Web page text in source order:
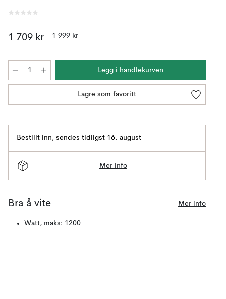
1 709 kr 1 999 kr
Legg i handlekurven
Lagre som favoritt
Bestillt inn, sendes tidligst 16. august
Mer info
Bra å vite Mer info
Watt, maks: 1200